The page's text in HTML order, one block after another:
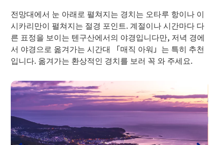
전망대에서 눈 아래로 펼쳐지는 경치는 오타루 항이나 이
시카리만이 펼쳐지는 절경 포인트. 계절이나 시간마다 다
른 표정을 보이는 텐구산에서의 야경입니다만, 저녁 경에
서 야경으로 옮겨가는 시간대 「매직 아워」는 특히 추천
입니다. 옮겨가는 환상적인 경치를 보러 꼭 와 주세요.